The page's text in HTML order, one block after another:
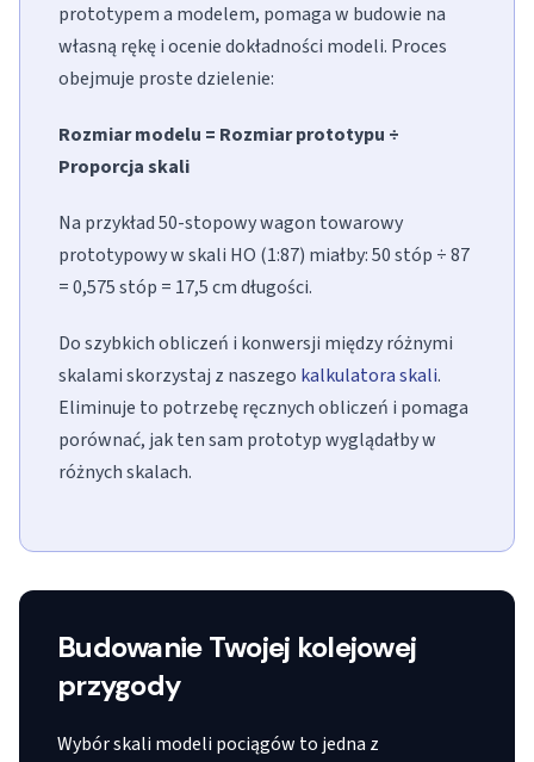
prototypem a modelem, pomaga w budowie na
własną rękę i ocenie dokładności modeli. Proces
obejmuje proste dzielenie:
Rozmiar modelu = Rozmiar prototypu ÷
Proporcja skali
Na przykład 50-stopowy wagon towarowy
prototypowy w skali HO (1:87) miałby: 50 stóp ÷ 87
= 0,575 stóp = 17,5 cm długości.
Do szybkich obliczeń i konwersji między różnymi
skalami skorzystaj z naszego kalkulatora skali.
Eliminuje to potrzebę ręcznych obliczeń i pomaga
porównać, jak ten sam prototyp wyglądałby w
różnych skalach.
Budowanie Twojej kolejowej
przygody
Wybór skali modeli pociągów to jedna z